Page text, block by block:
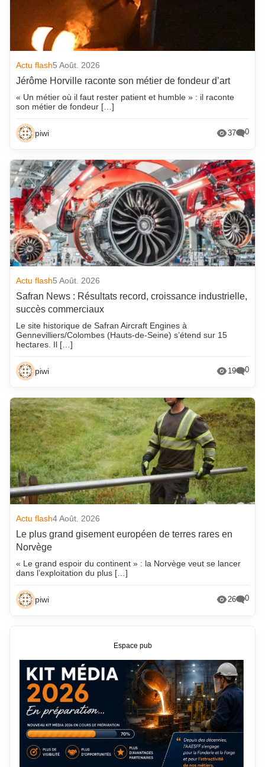
Actu flash5 Août. 2026
Jérôme Horville raconte son métier de fondeur d’art
« Un métier où il faut rester patient et humble » : il raconte
son métier de fondeur […]
piwi 37 0
Actu flash5 Août. 2026
Safran News : Résultats record, croissance industrielle,
succès commerciaux
Le site historique de Safran Aircraft Engines à
Gennevilliers/Colombes (Hauts-de-Seine) s’étend sur 15
hectares. Il […]
piwi 19 0
Actu flash4 Août. 2026
Le plus grand gisement européen de terres rares en
Norvège
« Le grand espoir du continent » : la Norvège veut se lancer
dans l’exploitation du plus […]
piwi 26 0
Espace pub